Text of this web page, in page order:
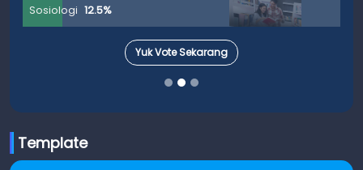
Sosiologi 12.5%
Yuk Vote Sekarang
Template